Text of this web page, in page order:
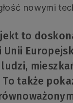
nowymi
to
To także